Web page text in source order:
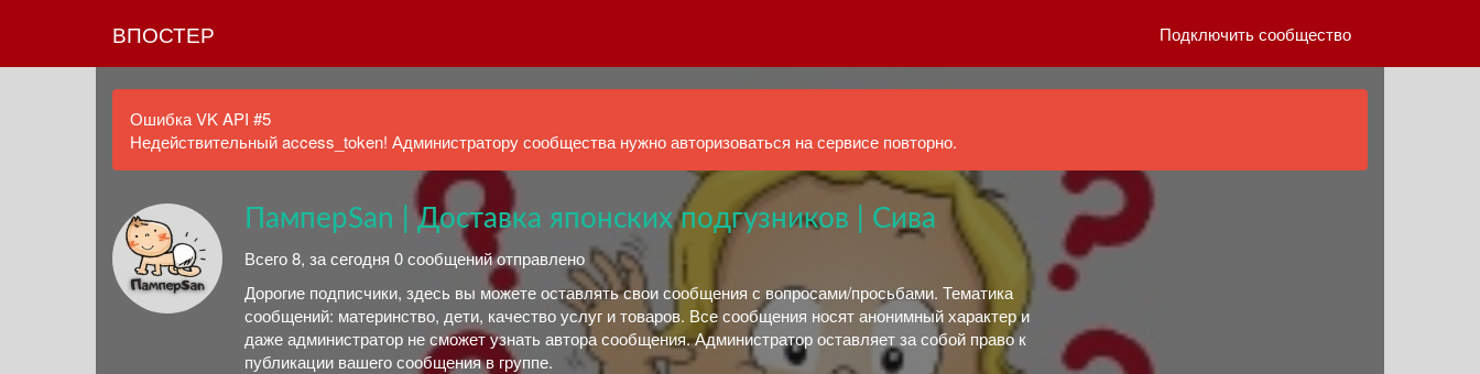
ВПОСТЕР Подключить сообщество
Ошибка VK API #5
Недействительный access_token! Администратору сообщества нужно авторизоваться на сервисе повторно.
ПамперSan | Доставка японских подгузников | Сива
Всего 8, за сегодня 0 сообщений отправлено
Дорогие подписчики, здесь вы можете оставлять свои сообщения с вопросами/просьбами. Тематика
сообщений: материнство, дети, качество услуг и товаров. Все сообщения носят анонимный характер и
даже администратор не сможет узнать автора сообщения. Администратор оставляет за собой право к
публикации вашего сообщения в группе.